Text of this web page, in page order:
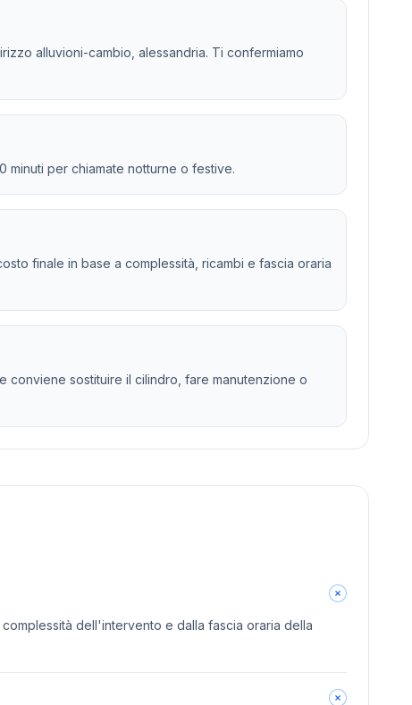
alluvioni-cambio, alessandria. Ti confermiamo
minuti per chiamate notturne o festive.
finale in base a complessità, ricambi e fascia oraria
conviene sostituire il cilindro, fare manutenzione o
dell'intervento e dalla fascia oraria della